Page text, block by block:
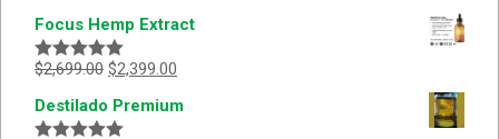
Focus Hemp Extract
Valorado
5
$2,699.00 $2,399.00
Destilado Premium